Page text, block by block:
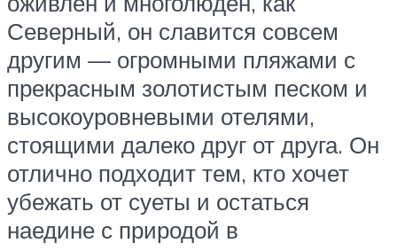
Северный, он славится совсем
другим — огромными пляжами с
прекрасным золотистым песком и
высокоуровневыми отелями,
стоящими далеко друг от друга. Он
отлично подходит тем, кто хочет
убежать от суеты и остаться
наедине с природой в